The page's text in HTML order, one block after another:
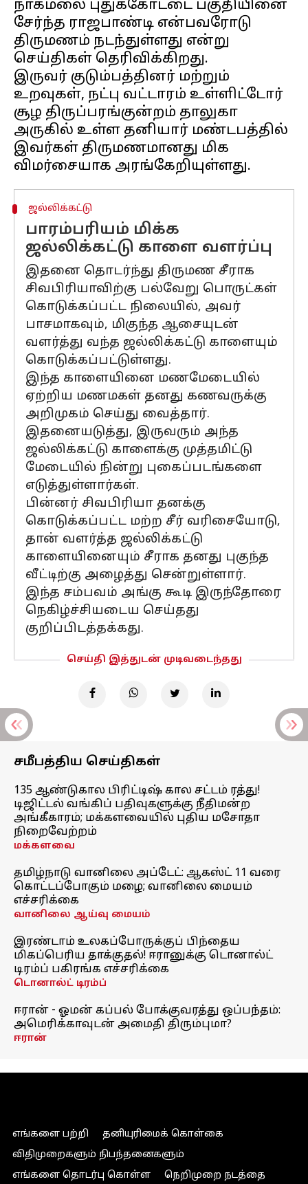
நாகமலை புதுக்கோட்டை பகுதியினை
சேர்ந்த ராஜபாண்டி என்பவரோடு
திருமணம் நடந்துள்ளது என்று
செய்திகள் தெரிவிக்கிறது.
இருவர் குடும்பத்தினர் மற்றும்
உறவுகள், நட்பு வட்டாரம் உள்ளிட்டோர்
சூழ திருப்பரங்குன்றம் தாலுகா
அருகில் உள்ள தனியார் மண்டபத்தில்
இவர்கள் திருமணமானது மிக
ஜல்லிக்கட்டு
பாரம்பரியம் மிக்க
ஜல்லிக்கட்டு காளை வளர்ப்பு
இதனை தொடர்ந்து திருமண சீராக
சிவபிரியாவிற்கு பல்வேறு பொருட்கள்
கொடுக்கப்பட்ட நிலையில், அவர்
பாசமாகவும், மிகுந்த ஆசையுடன்
வளர்த்து வந்த ஜல்லிக்கட்டு காளையும்
கொடுக்கப்பட்டுள்ளது.
இந்த காளையினை மணமேடையில்
ஏற்றிய மணமகள் தனது கணவருக்கு
அறிமுகம் செய்து வைத்தார்.
இதனையடுத்து, இருவரும் அந்த
ஜல்லிக்கட்டு காளைக்கு முத்தமிட்டு
மேடையில் நின்று புகைப்படங்களை
எடுத்துள்ளார்கள்.
பின்னர் சிவபிரியா தனக்கு
கொடுக்கப்பட்ட மற்ற சீர் வரிசையோடு,
தான் வளர்த்த ஜல்லிக்கட்டு
காளையினையும் சீராக தனது புகுந்த
வீட்டிற்கு அழைத்து சென்றுள்ளார்.
இந்த சம்பவம் அங்கு கூடி இருந்தோரை
நெகிழ்ச்சியடைய செய்தது
குறிப்பிடத்தக்கது.
செய்தி இத்துடன் முடிவடைந்தது
சமீபத்திய செய்திகள்
135 ஆண்டுகால பிரிட்டிஷ் கால சட்டம் ரத்து!
டிஜிட்டல் வங்கிப் பதிவுகளுக்கு நீதிமன்ற
அங்கீகாரம்; மக்களவையில் புதிய மசோதா
நிறைவேற்றம்
மக்களவை
தமிழ்நாடு வானிலை அப்டேட்: ஆகஸ்ட் 11 வரை
கொட்டப்போகும் மழை; வானிலை மையம்
எச்சரிக்கை
வானிலை ஆய்வு மையம்
இரண்டாம் உலகப்போருக்குப் பிந்தைய
மிகப்பெரிய தாக்குதல்! ஈரானுக்கு டொனால்ட்
டிரம்ப் பகிரங்க எச்சரிக்கை
டொனால்ட் டிரம்ப்
ஈரான் - ஓமன் கப்பல் போக்குவரத்து ஒப்பந்தம்:
அமெரிக்காவுடன் அமைதி திரும்புமா?
ஈரான்
எங்களை பற்றி
தனியுரிமைக் கொள்கை
விதிமுறைகளும் நிபந்தனைகளும்
எங்களை தொடர்பு கொள்ள
நெறிமுறை நடத்தை